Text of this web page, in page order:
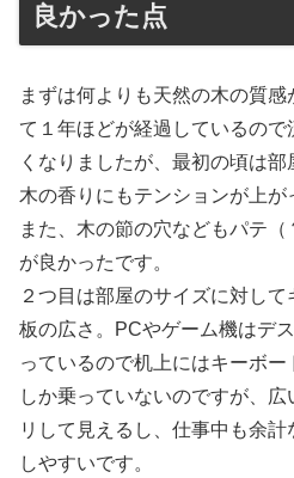
良かった点
まずは何よりも天然の木の質
て１年ほどが経過しているの
くなりましたが、最初の頃は
木の香りにもテンションが上が
また、木の節の穴などもパテ
が良かったです。
２つ目は部屋のサイズに対し
板の広さ。PCやゲーム機はデ
っているので机上にはキーボ
しか乗っていないのですが、
リして見えるし、仕事中も余
しやすいです。